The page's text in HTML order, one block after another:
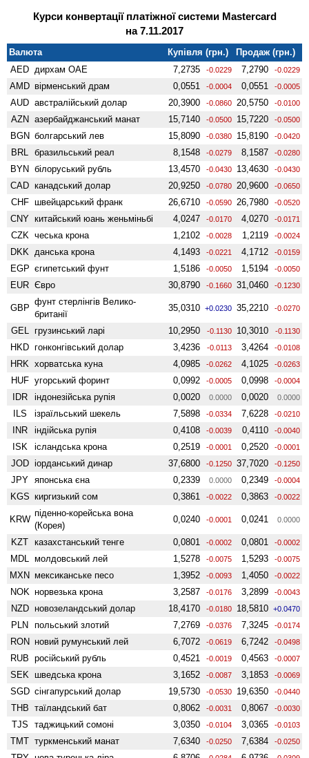
Курси конвертації платіжної системи Mastercard
на 7.11.2017
Валюта Купівля (грн.)
Продаж (грн.)
AED дирхам ОАЕ 7,2735 -0.0229 7,2790 -0.0229
AMD вiрменський драм 0,0551 -0.0004 0,0551 -0.0005
AUD австралійський долар 20,3900 -0.0860 20,5750 -0.0100
AZN азербайджанський манат 15,7140 -0.0500 15,7220 -0.0500
BGN болгарський лев 15,8090 -0.0380 15,8190 -0.0420
BRL бразильський реал 8,1548 -0.0279 8,1587 -0.0280
BYN білоруський рубль 13,4570 -0.0430 13,4630 -0.0430
CAD канадський долар 20,9250 -0.0780 20,9600 -0.0650
CHF швейцарський франк 26,6710 -0.0590 26,7980 -0.0520
CNY китайський юань женьмiньбi 4,0247 -0.0170 4,0270 -0.0171
CZK чеська крона 1,2102 -0.0028 1,2119 -0.0024
DKK данська крона 4,1493 -0.0221 4,1712 -0.0159
EGP єгипетський фунт 1,5186 -0.0050 1,5194 -0.0050
EUR Євро 30,8790 -0.1660 31,0460 -0.1230
GBP
фунт стерлінгів Велико­
британії
35,0310 +0.0230 35,2210 -0.0270
GEL грузинський ларі 10,2950 -0.1130 10,3010 -0.1130
HKD гонконгівський долар 3,4236 -0.0113 3,4264 -0.0108
HRK хорватська куна 4,0985 -0.0262 4,1025 -0.0263
HUF угорський форинт 0,0992 -0.0005 0,0998 -0.0004
IDR індонезійська рупія 0,0020 0.0000 0,0020 0.0000
ILS ізраїльський шекель 7,5898 -0.0334 7,6228 -0.0210
INR індійська рупія 0,4108 -0.0039 0,4110 -0.0040
ISK ісландська крона 0,2519 -0.0001 0,2520 -0.0001
JOD іорданський динар 37,6800 -0.1250 37,7020 -0.1250
JPY японська єна 0,2339 0.0000 0,2349 -0.0004
KGS киргизький сом 0,3861 -0.0022 0,3863 -0.0022
KRW
піденно-корейська вона
(Корея)
0,0240 -0.0001 0,0241 0.0000
KZT казахстанський тенге 0,0801 -0.0002 0,0801 -0.0002
MDL молдовський лей 1,5278 -0.0075 1,5293 -0.0075
MXN мексиканське песо 1,3952 -0.0093 1,4050 -0.0022
NOK норвезька крона 3,2587 -0.0176 3,2899 -0.0043
NZD ново­зеландський долар 18,4170 -0.0180 18,5810 +0.0470
PLN польський злотий 7,2769 -0.0376 7,3245 -0.0174
RON новий румунський лей 6,7072 -0.0619 6,7242 -0.0498
RUB російський рубль 0,4521 -0.0019 0,4563 -0.0007
SEK шведська крона 3,1652 -0.0087 3,1853 -0.0069
SGD сінгапурський долар 19,5730 -0.0530 19,6350 -0.0440
THB таїландський бат 0,8062 -0.0031 0,8067 -0.0030
TJS таджицький сомоні 3,0350 -0.0104 3,0365 -0.0103
TMT туркменський манат 7,6340 -0.0250 7,6384 -0.0250